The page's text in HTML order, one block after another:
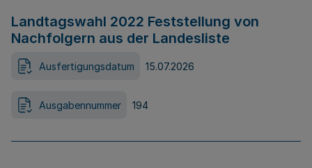
Landtagswahl 2022 Feststellung von
Nachfolgern aus der Landesliste
Ausfertigungsdatum 15.07.2026
Ausgabennummer 194